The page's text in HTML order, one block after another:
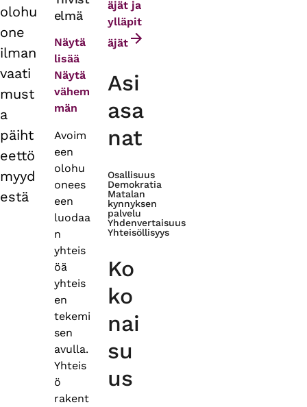
tabs
olohu
one
ilman
vaati
must
a
päiht
eettö
myyd
estä
elmä
Näytä
lisää
Näytä
vähem
män
Avoim
een
olohu
onees
een
luodaa
n
yhteis
öä
yhteis
en
tekemi
sen
avulla.
Yhteis
ö
rakent
äjät ja
ylläpit
äjät
Asi
asa
nat
Osallisuus
Demokratia
Matalan
kynnyksen
palvelu
Yhdenvertaisuus
Yhteisöllisyys
Ko
ko
nai
su
us